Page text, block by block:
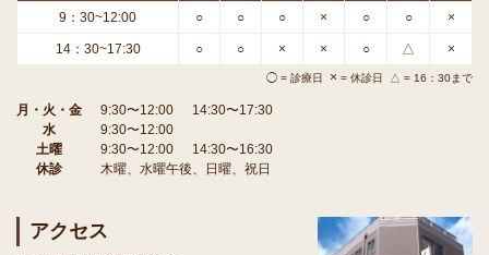
◯ = 診療日 × = 休診日 △ = 16：30まで
9：30~12:00 ○ ○ ○ × ○ ○ ×
14：30~17:30 ○ ○ × × ○ △ ×
月・火・金 9:30〜12:00
14:30〜17:30
水
9:30〜12:00
土曜
9:30〜12:00
14:30〜16:30
休診
木曜、水曜午後、日曜、祝日
アクセス